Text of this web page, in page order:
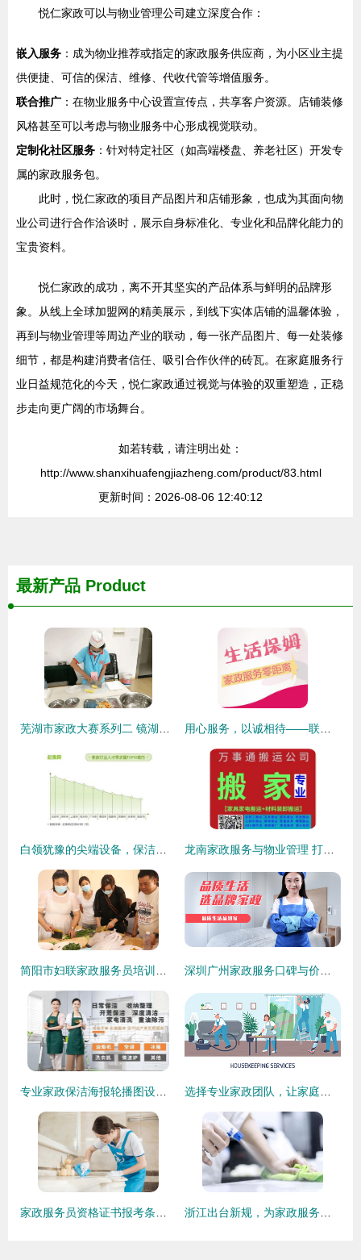
悦仁家政可以与物业管理公司建立深度合作：
嵌入服务 ：成为物业推荐或指定的家政服务供应商，为小区业主提
供便捷、可信的保洁、维修、代收代管等增值服务。
联合推广 ：在物业服务中心设置宣传点，共享客户资源。店铺装修
风格甚至可以考虑与物业服务中心形成视觉联动。
定制化社区服务 ：针对特定社区（如高端楼盘、养老社区）开发专
属的家政服务包。
此时，悦仁家政的项目产品图片和店铺形象，也成为其面向物
业公司进行合作洽谈时，展示自身标准化、专业化和品牌化能力的
宝贵资料。
悦仁家政的成功，离不开其坚实的产品体系与鲜明的品牌形
象。从线上全球加盟网的精美展示，到线下实体店铺的温馨体验，
再到与物业管理等周边产业的联动，每一张产品图片、每一处装修
细节，都是构建消费者信任、吸引合作伙伴的砖瓦。在家庭服务行
业日益规范化的今天，悦仁家政通过视觉与体验的双重塑造，正稳
步走向更广阔的市场舞台。
如若转载，请注明出处：
http://www.shanxihuafengjiazheng.com/product/83.html
更新时间：2026-08-06 12:40:12
最新产品 Product